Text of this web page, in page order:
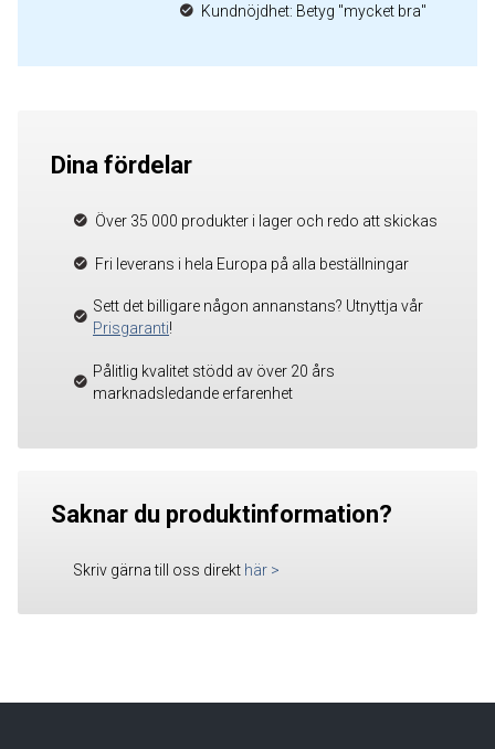
Kundnöjdhet: Betyg "mycket bra"
Dina fördelar
Över 35 000 produkter i lager och redo att skickas
Fri leverans i hela Europa på alla beställningar
Sett det billigare någon annanstans? Utnyttja vår
Prisgaranti!
Pålitlig kvalitet stödd av över 20 års
marknadsledande erfarenhet
Saknar du produktinformation?
Skriv gärna till oss direkt här >